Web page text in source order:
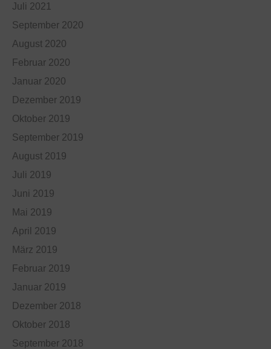
Juli 2021
September 2020
August 2020
Februar 2020
Januar 2020
Dezember 2019
Oktober 2019
September 2019
August 2019
Juli 2019
Juni 2019
Mai 2019
April 2019
März 2019
Februar 2019
Januar 2019
Dezember 2018
Oktober 2018
September 2018